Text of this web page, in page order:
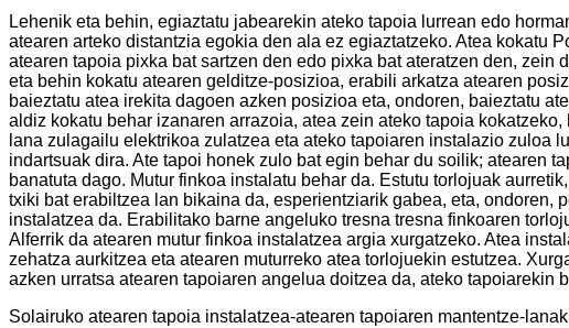
Lehenik eta behin, egiaztatu jabearekin ateko tapoia lurrean edo
atearen arteko distantzia egokia den ala ez egiaztatzeko. Atea kokatu
atearen tapoia pixka bat sartzen den edo pixka bat ateratzen den,
eta behin kokatu atearen gelditze-posizioa, erabili arkatza atearen
baieztatu atea irekita dagoen azken posizioa eta, ondoren, baieztatu
aldiz kokatu behar izanaren arrazoia, atea zein ateko tapoia
lana zulagailu elektrikoa zulatzea eta ateko tapoiaren instalazio zuloa
indartsuak dira. Ate tapoi honek zulo bat egin behar du soilik; atearen
banatuta dago. Mutur finkoa instalatu behar da. Estutu torlojuak
txiki bat erabiltzea lan bikaina da, esperientziarik gabea, eta, ondoren,
instalatzea da. Erabilitako barne angeluko ​​tresna tresna finkoaren
Alferrik da atearen mutur finkoa instalatzea argia xurgatzeko. Atea
zehatza aurkitzea eta atearen muturreko atea torlojuekin estutzea.
azken urratsa atearen tapoiaren angelua doitzea da, ateko tapoiarekin
Solairuko atearen tapoia instalatzea-atearen tapoiaren mantentze-lanak